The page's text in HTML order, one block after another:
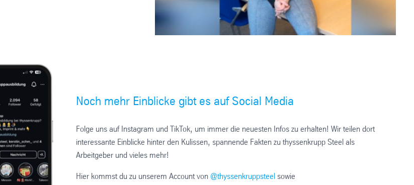
Noch mehr Einblicke gibt es auf Social Media
Folge uns auf Instagram und TikTok, um immer die neuesten Infos zu erhalten! Wir teilen dort
interessante Einblicke hinter den Kulissen, spannende Fakten zu thyssenkrupp Steel als
Arbeitgeber und vieles mehr!
Hier kommst du zu unserem Account von @thyssenkruppsteel sowie